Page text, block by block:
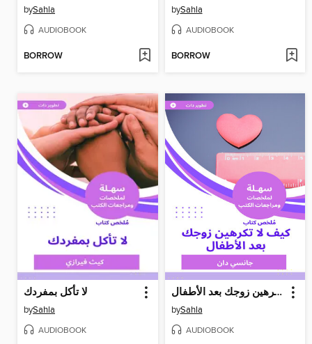
bySahla
AUDIOBOOK
BORROW
bySahla
AUDIOBOOK
BORROW
لا تأكل بمفردك
bySahla
AUDIOBOOK
كيف لا تكرهين زوجك بعد الأطفال
bySahla
AUDIOBOOK